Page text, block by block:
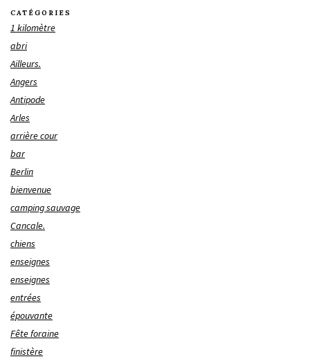
CATÉGORIES
1 kilomètre
abri
Ailleurs.
Angers
Antipode
Arles
arrière cour
bar
Berlin
bienvenue
camping sauvage
Cancale.
chiens
enseignes
enseignes
entrées
épouvante
Fête foraine
finistère